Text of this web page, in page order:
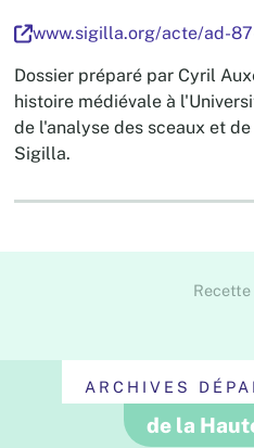
www.sigilla.org/acte/ad-
Dossier préparé par Cyril
histoire médiévale à
de l'analyse des sceaux et
Sigilla.
ARCHIVES
de la